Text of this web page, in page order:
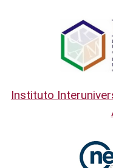
Instituto